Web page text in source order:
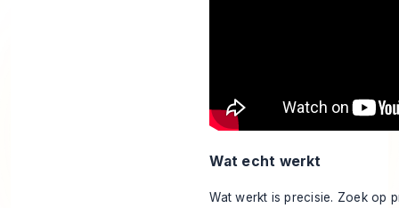
Wat echt werkt
Wat werkt is precisie. Zoek op